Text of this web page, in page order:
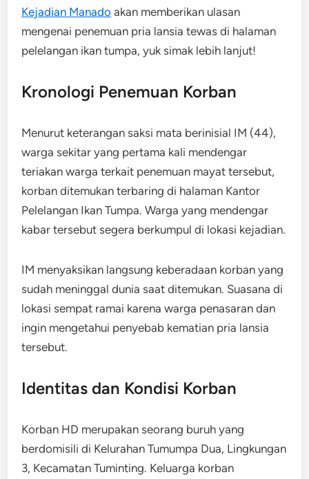
Kejadian Manado akan memberikan ulasan
mengenai penemuan pria lansia tewas di halaman
pelelangan ikan tumpa, yuk simak lebih lanjut!
Kronologi Penemuan Korban
Menurut keterangan saksi mata berinisial IM (44),
warga sekitar yang pertama kali mendengar
teriakan warga terkait penemuan mayat tersebut,
korban ditemukan terbaring di halaman Kantor
Pelelangan Ikan Tumpa. Warga yang mendengar
kabar tersebut segera berkumpul di lokasi kejadian.
IM menyaksikan langsung keberadaan korban yang
sudah meninggal dunia saat ditemukan. Suasana di
lokasi sempat ramai karena warga penasaran dan
ingin mengetahui penyebab kematian pria lansia
tersebut.
Identitas dan Kondisi Korban
Korban HD merupakan seorang buruh yang
berdomisili di Kelurahan Tumumpa Dua, Lingkungan
3, Kecamatan Tuminting. Keluarga korban